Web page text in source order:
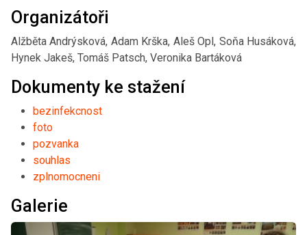
Organizátoři
Alžběta Andrýsková, Adam Krška, Aleš Opl, Soňa Husáková,
Hynek Jakeš, Tomáš Patsch, Veronika Bartáková
Dokumenty ke stažení
bezinfekcnost
foto
pozvanka
souhlas
zplnomocneni
Galerie